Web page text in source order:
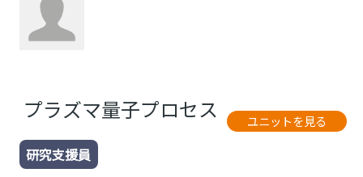
プラズマ量子プロセス ユニットを見る
研究支援員